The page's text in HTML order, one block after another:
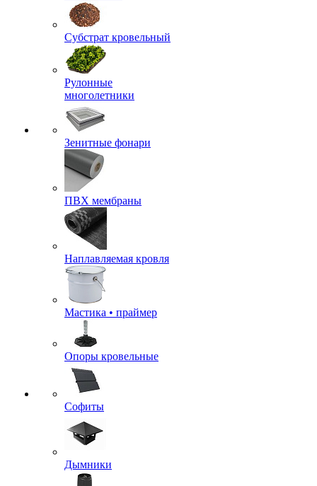
Субстрат кровельный
Рулонные
многолетники
Зенитные фонари
ПВХ мембраны
Наплавляемая кровля
Мастика • праймер
Опоры кровельные
Софиты
Дымники